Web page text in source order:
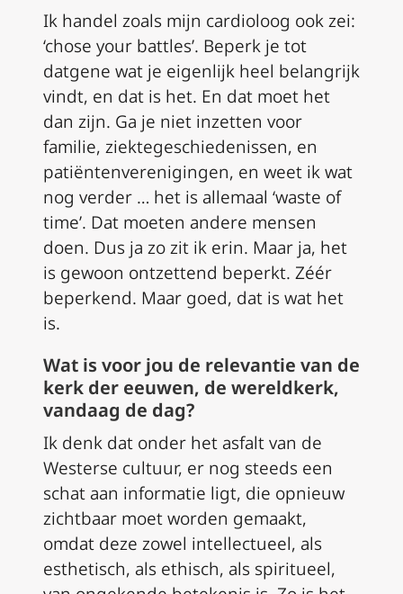
Ik handel zoals mijn cardioloog ook zei:
‘chose your battles’. Beperk je tot
datgene wat je eigenlijk heel belangrijk
vindt, en dat is het. En dat moet het
dan zijn. Ga je niet inzetten voor
familie, ziektegeschiedenissen, en
patiëntenverenigingen, en weet ik wat
nog verder … het is allemaal ‘waste of
time’. Dat moeten andere mensen
doen. Dus ja zo zit ik erin. Maar ja, het
is gewoon ontzettend beperkt. Zéér
beperkend. Maar goed, dat is wat het
is.
Wat is voor jou de relevantie van de
kerk der eeuwen, de wereldkerk,
vandaag de dag?
Ik denk dat onder het asfalt van de
Westerse cultuur, er nog steeds een
schat aan informatie ligt, die opnieuw
zichtbaar moet worden gemaakt,
omdat deze zowel intellectueel, als
esthetisch, als ethisch, als spiritueel,